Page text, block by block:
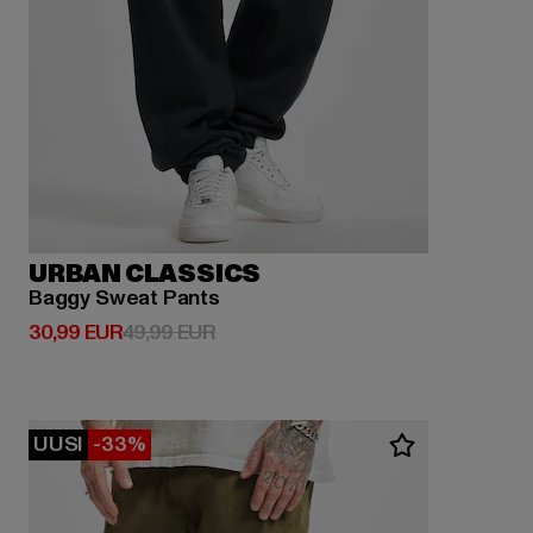
URBAN CLASSICS
Baggy Sweat Pants
30,99 EUR
Ajankohtainen hinta: 30,99 EUR
49,99 EURKampanjahinta: 49,99 EUR
UUSI -33%